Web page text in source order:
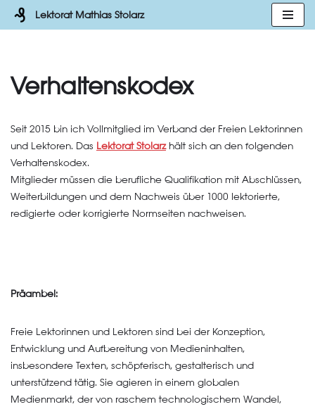
Lektorat Mathias Stolarz
Verhaltenskodex
Seit 2015 bin ich Vollmitglied im Verband der Freien Lektorinnen
und Lektoren. Das Lektorat Stolarzhält sich an den folgenden
Verhaltenskodex.
Mitglieder müssen die berufliche Qualifikation mit Abschlüssen,
Weiterbildungen und dem Nachweis über 1000 lektorierte,
redigierte oder korrigierte Normseiten nachweisen.
Präambel:
Freie Lektorinnen und Lektoren sind bei der Konzeption,
Entwicklung und Aufbereitung von Medieninhalten,
insbesondere Texten, schöpferisch, gestalterisch und
unterstützend tätig. Sie agieren in einem globalen
Medienmarkt, der von raschem technologischem Wandel,